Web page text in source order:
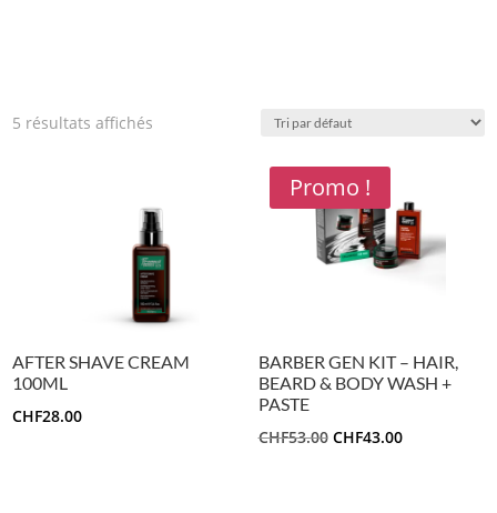
5 résultats affichés
AFTER SHAVE CREAM
100ML
CHF28.00
Promo !
BARBER GEN KIT – HAIR,
BEARD & BODY WASH +
PASTE
CHF53.00 LE
CHF43.00LE